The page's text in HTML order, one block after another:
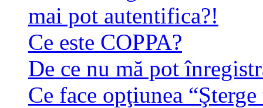
mai pot autentifica?!
Ce este COPPA?
De ce nu mă pot
Ce face opţiunea